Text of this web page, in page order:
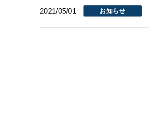
2021/05/01 お知らせ